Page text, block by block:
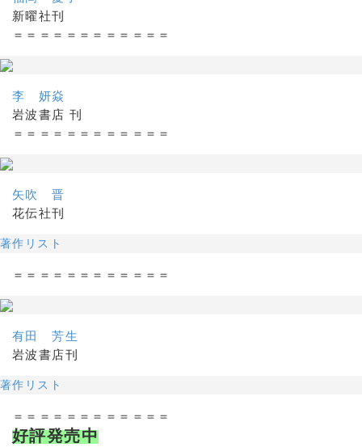
新曜社刊
＝＝＝＝＝＝＝＝＝＝＝＝
李 妍焱
岩波書店 刊
＝＝＝＝＝＝＝＝＝＝＝＝
矢吹 晋
花伝社刊
著作リスト
＝＝＝＝＝＝＝＝＝＝＝＝
有田 芳生
岩波書店刊
著作リスト
＝＝＝＝＝＝＝＝＝＝＝＝
好評発売中